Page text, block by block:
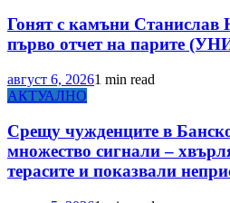
Гонят с камъни Станислав
първо отчет на парите
август 6, 20261 min read
АКТУАЛНО
Срещу чужденците в
множество сигнали –
терасите и показвали